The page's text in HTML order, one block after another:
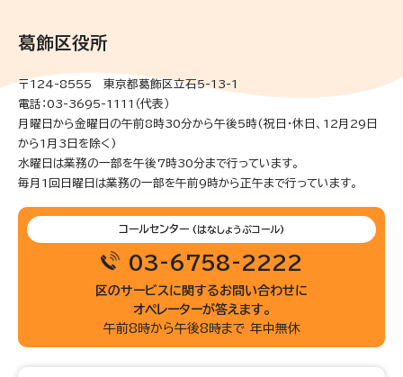
葛飾区役所
〒124-8555 東京都葛飾区立石5-13-1
電話：03-3695-1111（代表）
月曜日から金曜日の午前8時30分から午後5時(祝日・休日、12月29日
から1月3日を除く)
水曜日は業務の一部を午後7時30分まで行っています。
毎月1回日曜日は業務の一部を午前9時から正午まで行っています。
コールセンター (はなしょうぶコール)
03-6758-2222
区のサービスに関するお問い合わせに
オペレーターが答えます。
午前8時から午後8時まで 年中無休